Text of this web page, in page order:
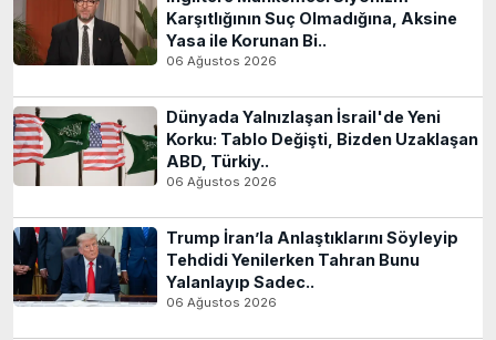
Karşıtlığının Suç Olmadığına, Aksine
Yasa ile Korunan Bi..
06 Ağustos 2026
Dünyada Yalnızlaşan İsrail'de Yeni
Korku: Tablo Değişti, Bizden Uzaklaşan
ABD, Türkiy..
06 Ağustos 2026
Trump İran’la Anlaştıklarını Söyleyip
Tehdidi Yenilerken Tahran Bunu
Yalanlayıp Sadec..
06 Ağustos 2026